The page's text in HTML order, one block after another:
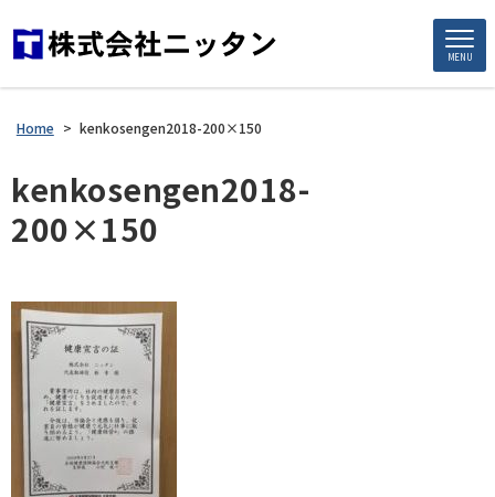
MENU
Home > kenkosengen2018-200×150
kenkosengen2018-
200×150